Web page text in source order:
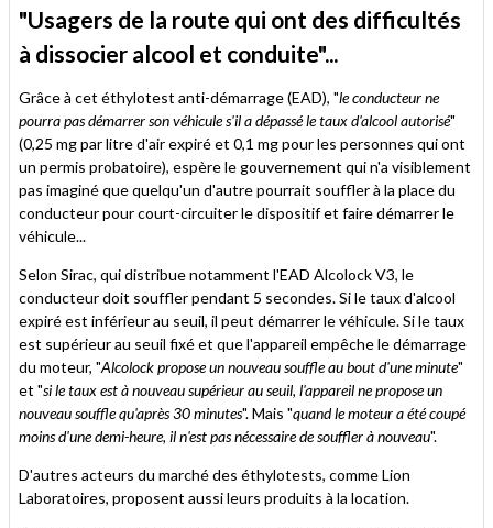
"Usagers de la route qui ont des difficultés
à dissocier alcool et conduite"...
Grâce à cet éthylotest anti-démarrage (EAD), "le conducteur ne
pourra pas démarrer son véhicule s'il a dépassé le taux d'alcool autorisé"
(0,25 mg par litre d'air expiré et 0,1 mg pour les personnes qui ont
un permis probatoire), espère le gouvernement qui n'a visiblement
pas imaginé que quelqu'un d'autre pourrait souffler à la place du
conducteur pour court-circuiter le dispositif et faire démarrer le
véhicule...
Selon Sirac, qui distribue notamment l'EAD Alcolock V3, le
conducteur doit souffler pendant 5 secondes. Si le taux d'alcool
expiré est inférieur au seuil, il peut démarrer le véhicule. Si le taux
est supérieur au seuil fixé et que l'appareil empêche le démarrage
du moteur, "Alcolock propose un nouveau souffle au bout d'une minute"
et "si le taux est à nouveau supérieur au seuil, l'appareil ne propose un
nouveau souffle qu'après 30 minutes". Mais "quand le moteur a été coupé
moins d'une demi-heure, il n'est pas nécessaire de souffler à nouveau".
D'autres acteurs du marché des éthylotests, comme Lion
Laboratoires, proposent aussi leurs produits à la location.